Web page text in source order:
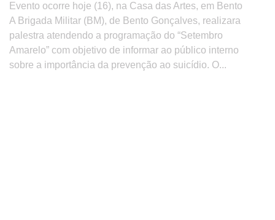
Evento ocorre hoje (16), na Casa das Artes, em Bento
A Brigada Militar (BM), de Bento Gonçalves, realizara
palestra atendendo a programação do “Setembro
Amarelo” com objetivo de informar ao público interno
sobre a importância da prevenção ao suicídio. O...